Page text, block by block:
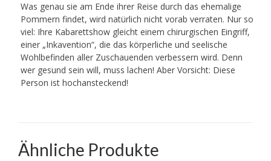
Was genau sie am Ende ihrer Reise durch das ehemalige
Pommern findet, wird natürlich nicht vorab verraten. Nur so
viel: Ihre Kabarettshow gleicht einem chirurgischen Eingriff,
einer „Inkavention“, die das körperliche und seelische
Wohlbefinden aller Zuschauenden verbessern wird. Denn
wer gesund sein will, muss lachen! Aber Vorsicht: Diese
Person ist hochansteckend!
Ähnliche Produkte